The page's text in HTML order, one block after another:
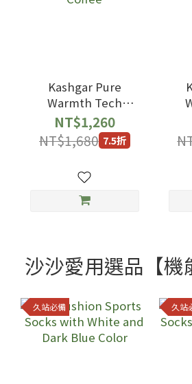
Kashgar Pure
Warmth Tech
Cashmere Socks
Coffee
NT$1,260
NT$1,680 7.5折
沙沙愛用選品【機
久站必備 久站